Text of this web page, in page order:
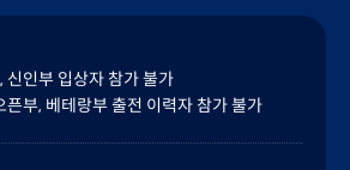
신인부 입상자 참가 불가
픈부, 베테랑부 출전 이력자 참가 불가